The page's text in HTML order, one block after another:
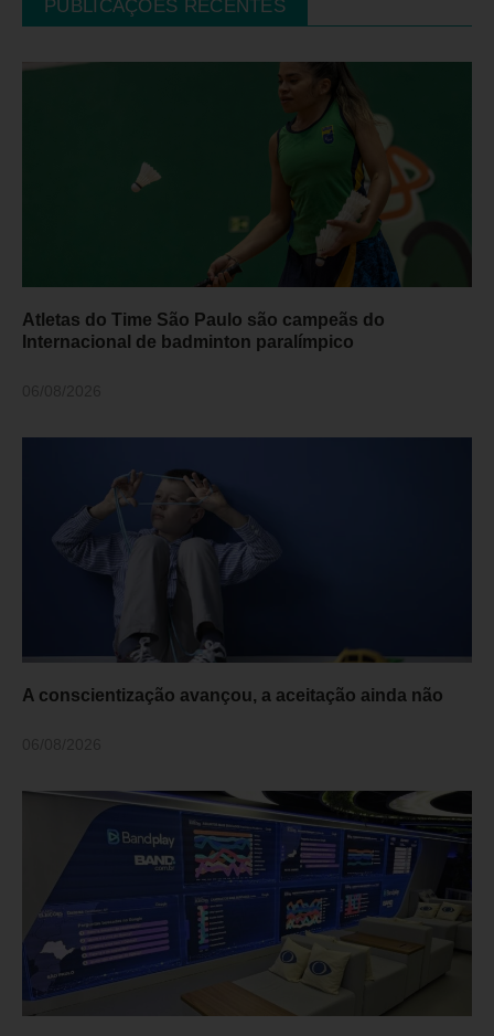
PUBLICAÇÕES RECENTES
Atletas do Time São Paulo são campeãs do
Internacional de badminton paralímpico
A conscientização avançou, a aceitação ainda não